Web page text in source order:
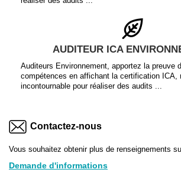
AUDITEUR ICA
Auditeurs Environnement, apportez la preuve
compétences en affichant la certification ICA,
incontournable pour réaliser des audits ...
Contactez-nous
Vous souhaitez obtenir plus de renseignements
Demande d'informations